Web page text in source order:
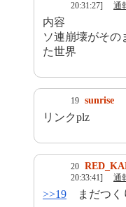
20:31:27]
通
内容
ソ連崩壊がその
た世界
19 sunrise
リンクplz
20
20:33:41]
通
>>19 まだつく